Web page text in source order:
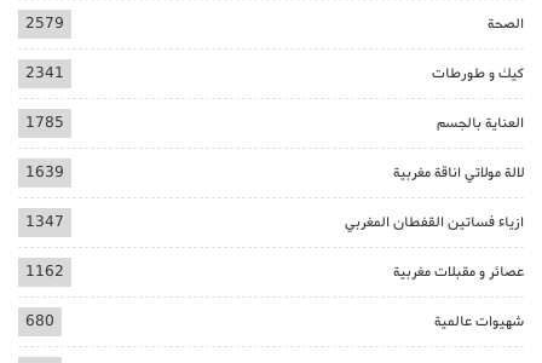
الصحة 2579
كيك و طورطات 2341
العناية بالجسم 1785
لالة مولاتي اناقة مغربية 1639
ازياء فساتين القفطان المغربي 1347
عصائر و مقبلات مغربية 1162
شهيوات عالمية 680